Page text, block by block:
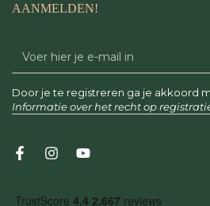
AANMELDEN!
Voer
hier
je
mail
Door je te registreren ga je akkoord
Informatie over het recht op
FacebookInstagramYouTube